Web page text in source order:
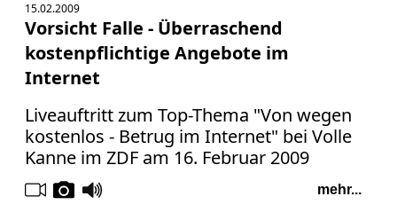
15.02.2009
Vorsicht Falle - Überraschend
kostenpflichtige Angebote im
Internet
Liveauftritt zum Top-Thema "Von wegen
kostenlos - Betrug im Internet" bei Volle
Kanne im ZDF am 16. Februar 2009
mehr...